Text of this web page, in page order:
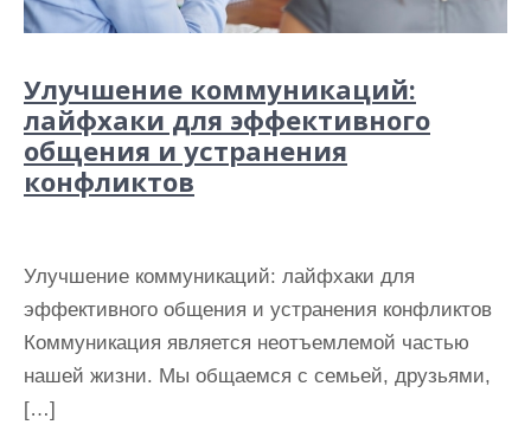
Улучшение коммуникаций:
лайфхаки для эффективного
общения и устранения
конфликтов
Улучшение коммуникаций: лайфхаки для
эффективного общения и устранения конфликтов
Коммуникация является неотъемлемой частью
нашей жизни. Мы общаемся с семьей, друзьями,
[…]